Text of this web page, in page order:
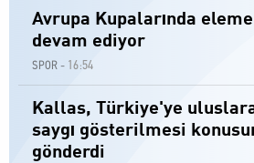
Avrupa Kupalarında
devam ediyor
SPOR - 16:54
Kallas, Türkiye'ye
saygı gösterilmesi
gönderdi